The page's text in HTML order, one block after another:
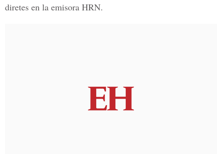
diretes en la emisora HRN.